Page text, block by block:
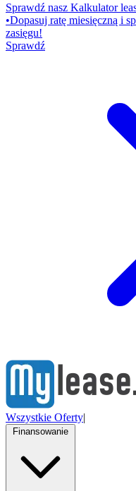
Sprawdź nasz Kalkulator
•Dopasuj ratę miesięczną i
zasięgu!
Sprawdź
Wszystkie Oferty|